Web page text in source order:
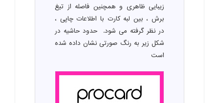
زیبایی ظاهری و همچنین فاصله از تیغ
برش ، بین لبه کارت با اطلاعات چاپی ،
در نظر گرفته می شود. حدود حاشیه در
شکل زیر به رنگ صورتی نشان داده شده
است